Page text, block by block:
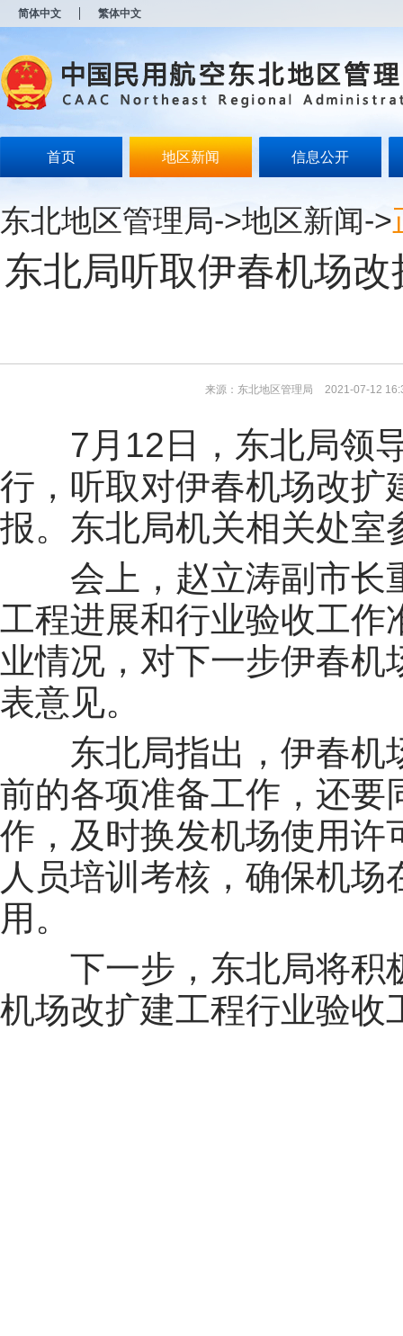
简体中文 繁体中文
首页 地区新闻 信息公开
东北地区管理局->地区新闻->
东北局听取伊春机场
来源：东北地区管理局 2021-07-12
7月12日，东北局领
行，听取对伊春机场改扩
报。东北局机关相关处室
会上，赵立涛副市长
工程进展和行业验收工作
业情况，对下一步伊春
表意见。
东北局指出 ， 伊春机
前的各项准备工作，还要
作，及时换发机场使用许
人员培训考核，确保机
用。
下一步，东北局将积
机场改扩建工程行业验收
开
无
障
说
Alt
加
浪
键
模